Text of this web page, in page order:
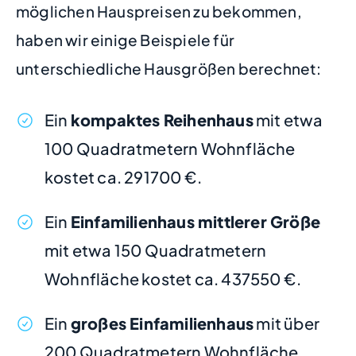
möglichen Hauspreisen zu bekommen,
haben wir einige Beispiele für
unterschiedliche Hausgrößen berechnet:
Ein kompaktes Reihenhausmit etwa
100 Quadratmetern Wohnfläche
kostet ca. 291700 €.
Ein Einfamilienhaus mittlerer Größe
mit etwa 150 Quadratmetern
Wohnfläche kostet ca. 437550 €.
Ein großes Einfamilienhausmit über
200 Quadratmetern Wohnfläche